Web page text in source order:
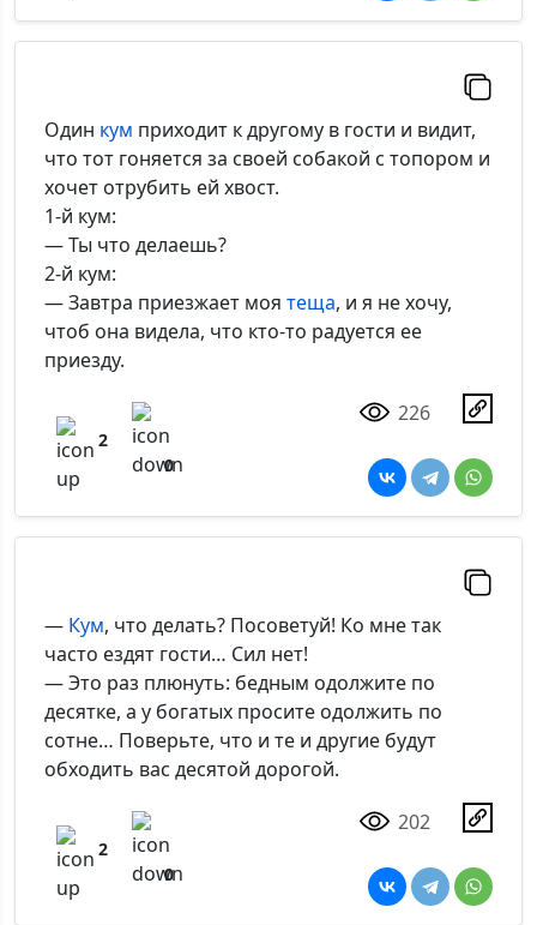
Один кум приходит к другому в гости и видит,
что тот гоняется за своей собакой с топором и
хочет отрубить ей хвост.
1-й кум:
— Ты что делаешь?
2-й кум:
— Завтра приезжает моя теща, и я не хочу,
чтоб она видела, что кто-то радуется ее
приезду.
2
0
226
— Кум, что делать? Посоветуй! Ко мне так
часто ездят гости… Сил нет!
— Это раз плюнуть: бедным одолжите по
десятке, а у богатых просите одолжить по
сотне… Поверьте, что и те и другие будут
обходить вас десятой дорогой.
2
0
202